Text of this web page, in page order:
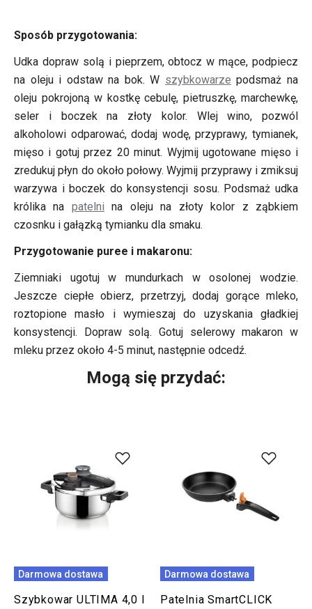
Sposób przygotowania:
Udka dopraw solą i pieprzem, obtocz w mące, podpiecz
na oleju i odstaw na bok. W szybkowarze podsmaż na
oleju pokrojoną w kostkę cebulę, pietruszkę, marchewkę,
seler i boczek na złoty kolor. Wlej wino, pozwól
alkoholowi odparować, dodaj wodę, przyprawy, tymianek,
mięso i gotuj przez 20 minut. Wyjmij ugotowane mięso i
zredukuj płyn do około połowy. Wyjmij przyprawy i zmiksuj
warzywa i boczek do konsystencji sosu. Podsmaż udka
królika na patelni na oleju na złoty kolor z ząbkiem
czosnku i gałązką tymianku dla smaku.
Przygotowanie puree i makaronu:
Ziemniaki ugotuj w mundurkach w osolonej wodzie.
Jeszcze ciepłe obierz, przetrzyj, dodaj gorące mleko,
roztopione masło i wymieszaj do uzyskania gładkiej
konsystencji. Dopraw solą. Gotuj selerowy makaron w
mleku przez około 4-5 minut, następnie odcedź.
Mogą się przydać:
Darmowa dostawa
Szybkowar ULTIMA 4,0 l
Darmowa dostawa
Patelnia SmartCLICK